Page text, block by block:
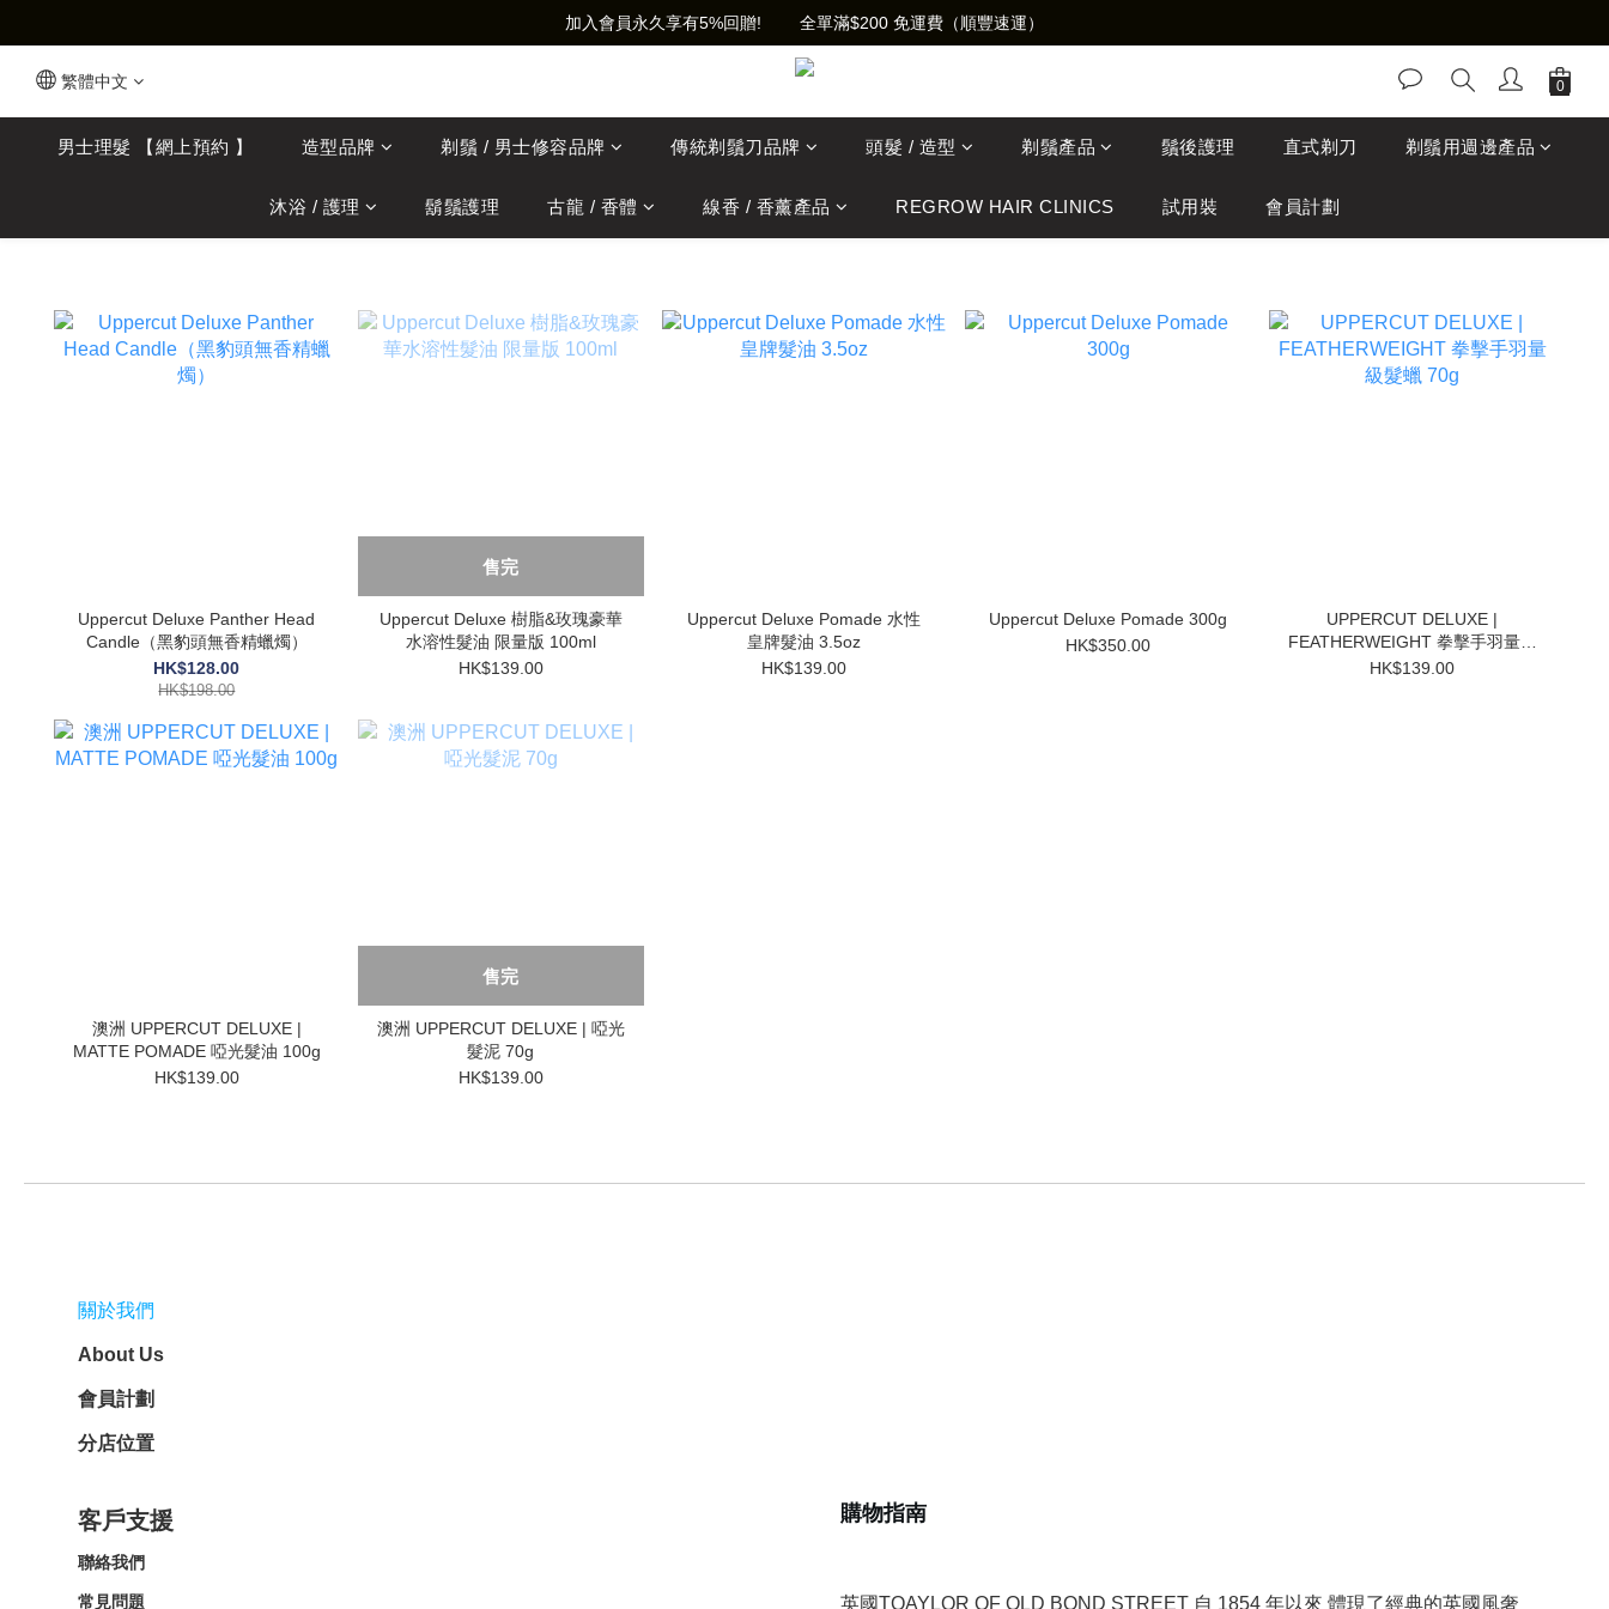
加入會員永久享有5%回贈!        全單滿$200 免運費（順豐速運）
繁體中文
男士理髮 【網上預約 】 造型品牌 剃鬚 / 男士修容品牌 傳統剃鬚刀品牌 頭髮 / 造型 剃鬚產品 鬚後護理 直式剃刀 剃鬚用週邊產品
沐浴 / 護理 鬍鬚護理 古龍 / 香體 線香 / 香薰產品 REGROW HAIR CLINICS 試用裝 會員計劃
Uppercut Deluxe Panther Head
Candle（黑豹頭無香精蠟燭）
HK$128.00
HK$198.00
售完
Uppercut Deluxe 樹脂&玫瑰豪華
水溶性髮油 限量版 100ml
HK$139.00
Uppercut Deluxe Pomade 水性
皇牌髮油 3.5oz
HK$139.00
Uppercut Deluxe Pomade 300g
HK$350.00
UPPERCUT DELUXE |
FEATHERWEIGHT 拳擊手羽量級
髮蠟 70g
HK$139.00
澳洲 UPPERCUT DELUXE |
MATTE POMADE 啞光髮油 100g
HK$139.00
售完
澳洲 UPPERCUT DELUXE | 啞光
髮泥 70g
HK$139.00
關於我們
About Us
會員計劃
分店位置
客戶支援
聯絡我們
常見問題
購物指南
英國TOAYLOR OF OLD BOND STREET 自 1854 年以來 體現了經典的英國風奢